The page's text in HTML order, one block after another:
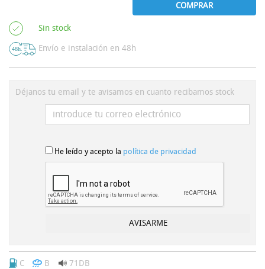
COMPRAR
Sin stock
Envío e instalación en 48h
Déjanos tu email y te avisamos en cuanto recibamos stock
He leído y acepto la política de privacidad
C B
71DB